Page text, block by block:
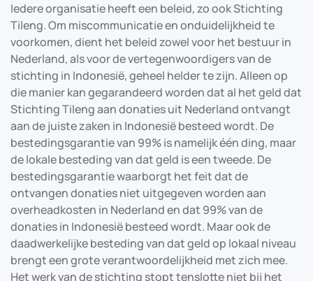
Iedere organisatie heeft een beleid, zo ook Stichting
Tileng. Om miscommunicatie en onduidelijkheid te
voorkomen, dient het beleid zowel voor het bestuur in
Nederland, als voor de vertegenwoordigers van de
stichting in Indonesië, geheel helder te zijn. Alleen op
die manier kan gegarandeerd worden dat al het geld dat
Stichting Tileng aan donaties uit Nederland ontvangt
aan de juiste zaken in Indonesië besteed wordt. De
bestedingsgarantie van 99% is namelijk één ding, maar
de lokale besteding van dat geld is een tweede. De
bestedingsgarantie waarborgt het feit dat de
ontvangen donaties niet uitgegeven worden aan
overheadkosten in Nederland en dat 99% van de
donaties in Indonesië besteed wordt. Maar ook de
daadwerkelijke besteding van dat geld op lokaal niveau
brengt een grote verantwoordelijkheid met zich mee.
Het werk van de stichting stopt tenslotte niet bij het